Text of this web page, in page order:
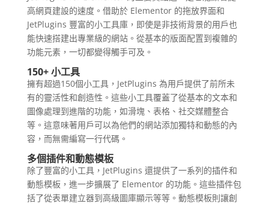
高網頁建設的速度。借助於 Elementor 的拖放界面和
JetPlugins 豐富的小工具庫，即使是非技術背景的用戶也
能快速搭建出專業級的網站。從基本的版面配置到複雜的
功能元素，一切都變得觸手可及。
150+ 小工具
擁有超過150個小工具，JetPlugins 為用戶提供了前所未
有的靈活性和創造性。這些小工具覆蓋了從基本的文本和
圖像處理到進階的功能，如滑塊、表格、社交媒體整合
等。這意味著用戶可以為他們的網站添加獨特和動態的內
容，而無需編寫一行代碼。
多個插件和動態模板
除了豐富的小工具，JetPlugins 還提供了一系列的插件和
動態模板，進一步擴展了 Elementor 的功能。這些插件包
括了從表單建立器到高級圖庫顯示等等。動態模板則讓創